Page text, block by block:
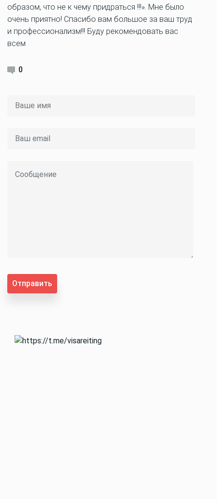
образом, что не к чему придраться !!!». Мне было
очень приятно! Спасибо вам большое за ваш труд
и профессионализм!!! Буду рекомендовать вас
всем
0
Отправить